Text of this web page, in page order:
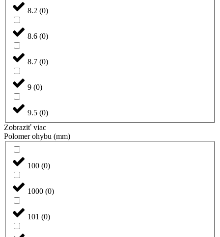
8.2 (0)
8.6 (0)
8.7 (0)
9 (0)
9.5 (0)
Zobraziť viac
Polomer ohybu (mm)
100 (0)
1000 (0)
101 (0)